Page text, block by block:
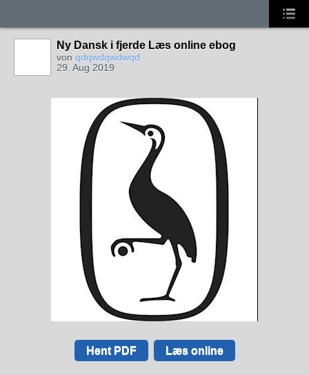
Ny Dansk i fjerde Læs online ebog
von qdqwdqwdwqd
29. Aug 2019
Hent PDF Læs online